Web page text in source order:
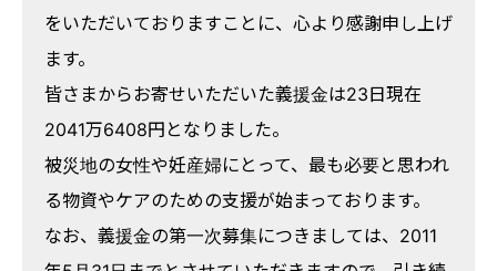
をいただいておりますことに、心より感謝申し上げ
ます。
皆さまからお寄せいただいた義援金は23日現在
2041万6408円となりました。
被災地の女性や妊産婦にとって、最も必要と思われ
る物資やケアのための支援が始まっております。
なお、義援金の第一次募集につきましては、2011